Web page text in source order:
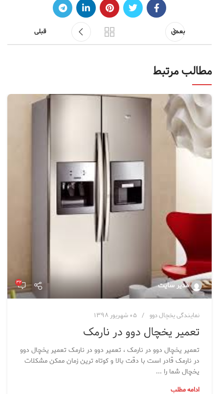
بعدی قبلی
مطالب مرتبط
مدیر سایت ۳۲
نمایندگی یخچال دوو ۰۵ شهریور ۱۳۹۸
تعمیر یخچال دوو در نارمک
تعمیر یخچال دوو در نارمک ، تعمیر دوو در نارمک تعمیر یخچال دوو
در نارمک قادر است با دقت بالا و کوتاه ترین زمان ممکن مشکلات
یخچال شما را ...
ادامه مطلب